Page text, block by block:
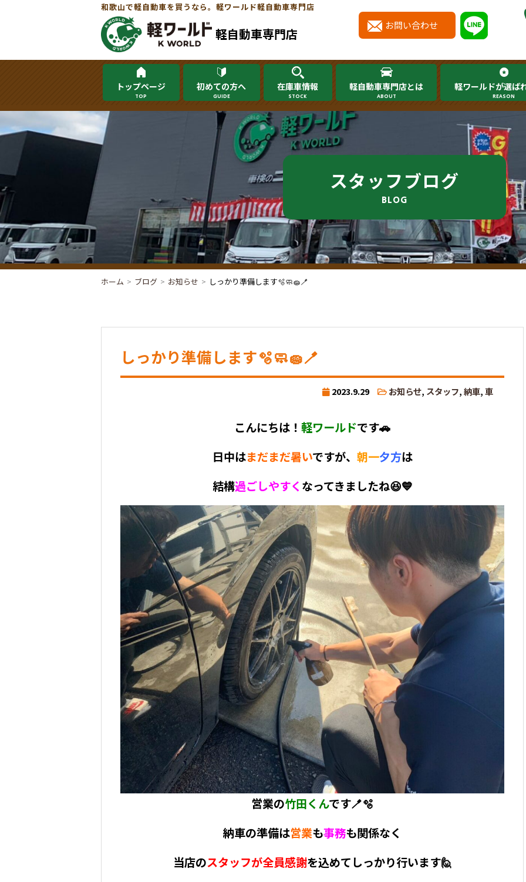
和歌山で軽自動車を買うなら。軽ワールド軽自動車専門店
軽自動車専門店
お問い合わせ
トップページ
TOP
初めての方へ
GUIDE
在庫車情報
STOCK
軽自動車専門店とは
ABOUT
軽ワールドが選ば
REASON
スタッフブログ
BLOG
ホーム ブログ お知らせ しっかり準備します🫧🧼🧽🪥
しっかり準備します🫧🧼🧽🪥
2023.9.29 お知らせ, スタッフ,納車,車
こんにちは！ 軽ワールドです🚗
日中はまだまだ暑いですが、 朝一夕方は
結構過ごしやすくなってきましたね😆💙
営業の竹田くんです🪥🫧
納車の準備は営業も事務も関係なく
当店のスタッフが全員感謝を込めてしっかり行います🙋